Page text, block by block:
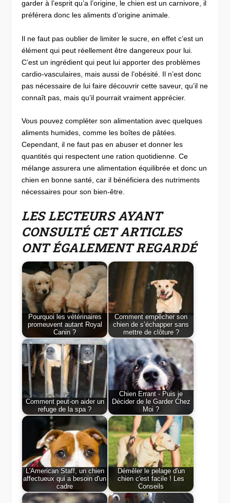
garder à l’esprit qu’a l’origine, le chien est un carnivore, il
préférera donc les aliments d’origine animale.
Il ne faut pas oublier de limiter le sucre, en effet c’est un
élément qui peut réellement être dangereux pour lui.
C’est un ingrédient qui peut lui apporter des problèmes
cardio-vasculaires, mais aussi de l’obésité. Il n’est donc
pas nécessaire de lui faire découvrir cette saveur, qu’il ne
connaît pas, mais qu’il pourrait vraiment apprécier.
Vous pouvez compléter son alimentation avec quelques
aliments humides, comme les boîtes de pâtées.
Cependant, il ne faut pas en abuser et donner les
quantités qui respectent une ration quotidienne. Ce
mélange assurera une alimentation équilibrée et donc un
chien en bonne santé, car il bénéficiera des nutriments
nécessaires pour son bien-être.
LES LECTEURS AYANT
CONSULTÉ CET ARTICLES
ONT ÉGALEMENT REGARDÉ
Pourquoi les vétérinaires
promeuvent autant Royal
Canin ?
Comment empêcher son
chien de s’échapper sans
mettre de clôture ?
Comment peut-on aider un
refuge de la spa ?
Chien Errant - Puis je
Décider de le Garder Chez
Moi ?
L'American Staff, un chien
affectueux qui a besoin d'un
cadre
Démêler le pelage d'un
chien c'est facile ! Les
Conseils